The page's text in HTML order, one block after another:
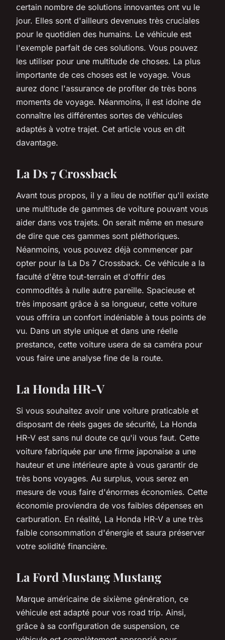
certain nombre de solutions innovantes ont vu le
jour. Elles sont d'ailleurs devenues très cruciales
pour le quotidien des humains. Le véhicule est
l'exemple parfait de ces solutions. Vous pouvez
les utiliser pour une multitude de choses. La plus
importante de ces choses est le voyage. Vous
aurez donc l'assurance de profiter de très bons
moments de voyage. Néanmoins, il est idoine de
connaître les différentes sortes de véhicules
adaptés à votre trajet. Cet article vous en dit
davantage.
La Ds 7 Crossback
Avant tous propos, il y a lieu de notifier qu'il existe
une multitude de gammes de voiture pouvant vous
aider dans vos trajets. On serait même en mesure
de dire que ces gammes sont pléthoriques.
Néanmoins, vous pouvez déjà commencer par
opter pour la La Ds 7 Crossback. Ce véhicule a la
faculté d'être tout-terrain et d'offrir des
commodités à nulle autre pareille. Spacieuse et
très imposant grâce à sa longueur, cette voiture
vous offrira un confort indéniable à tous points de
vu. Dans un style unique et dans une réelle
prestance, cette voiture usera de sa caméra pour
vous faire une analyse fine de la route.
La Honda HR-V
Si vous souhaitez avoir une voiture praticable et
disposant de réels gages de sécurité, La Honda
HR-V est sans nul doute ce qu'il vous faut. Cette
voiture fabriquée par une firme japonaise a une
hauteur et une intérieure apte à vous garantir de
très bons voyages. Au surplus, vous serez en
mesure de vous faire d'énormes économies. Cette
économie proviendra de vos faibles dépenses en
carburation. En réalité, La Honda HR-V a une très
faible consommation d'énergie et saura préserver
votre solidité financière.
La Ford Mustang Mustang
Marque américaine de sixième génération, ce
véhicule est adapté pour vos road trip. Ainsi,
grâce à sa configuration de suspension, ce